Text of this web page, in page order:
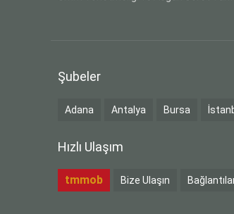
Şubeler
Adana Antalya Bursa
Hızlı Ulaşım
tmmob Bize Ulaşın